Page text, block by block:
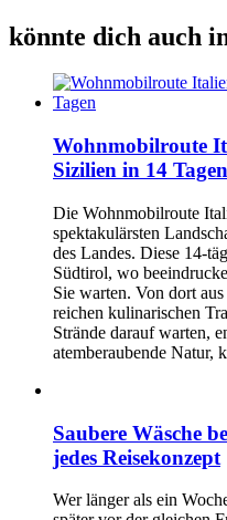
könnte dich auch
Wohnmobilroute
Sizilien in 14 Tagen
Die Wohnmobilroute
spektakulärsten
des Landes. Diese 14-
Südtirol, wo
Sie warten. Von dort
reichen kulinarischen
Strände darauf warten,
atemberaubende
Saubere Wäsche
jedes Reisekonzept
Wer länger als ein